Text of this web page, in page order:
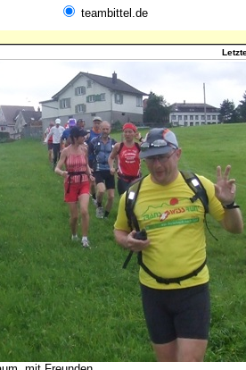
teambittel.de